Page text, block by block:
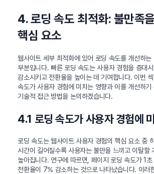
4. 로딩 속도 최적화: 불만족
핵심 요소
웹사이트 세부 최적화에 있어 로딩 속도를 개선하는
부분입니다. 빠른 로딩 속도는 사용자 경험을 증대
감소시키고 전환율을 높이는 데 기여합니다. 이번
속도가 사용자 경험에 미치는 영향과 이를 개선하기
기술적 접근 방법을 논의하겠습니다.
4.1 로딩 속도가 사용자 경험에
로딩 속도는 웹사이트 사용자 경험의 핵심 요소 중
시간이 길어질수록 사용자는 불만을 느끼고 이탈할
높아집니다. 연구에 따르면, 페이지 로딩 속도가 1
전환율이 7% 감소하는 것으로 나타났습니다. 이러